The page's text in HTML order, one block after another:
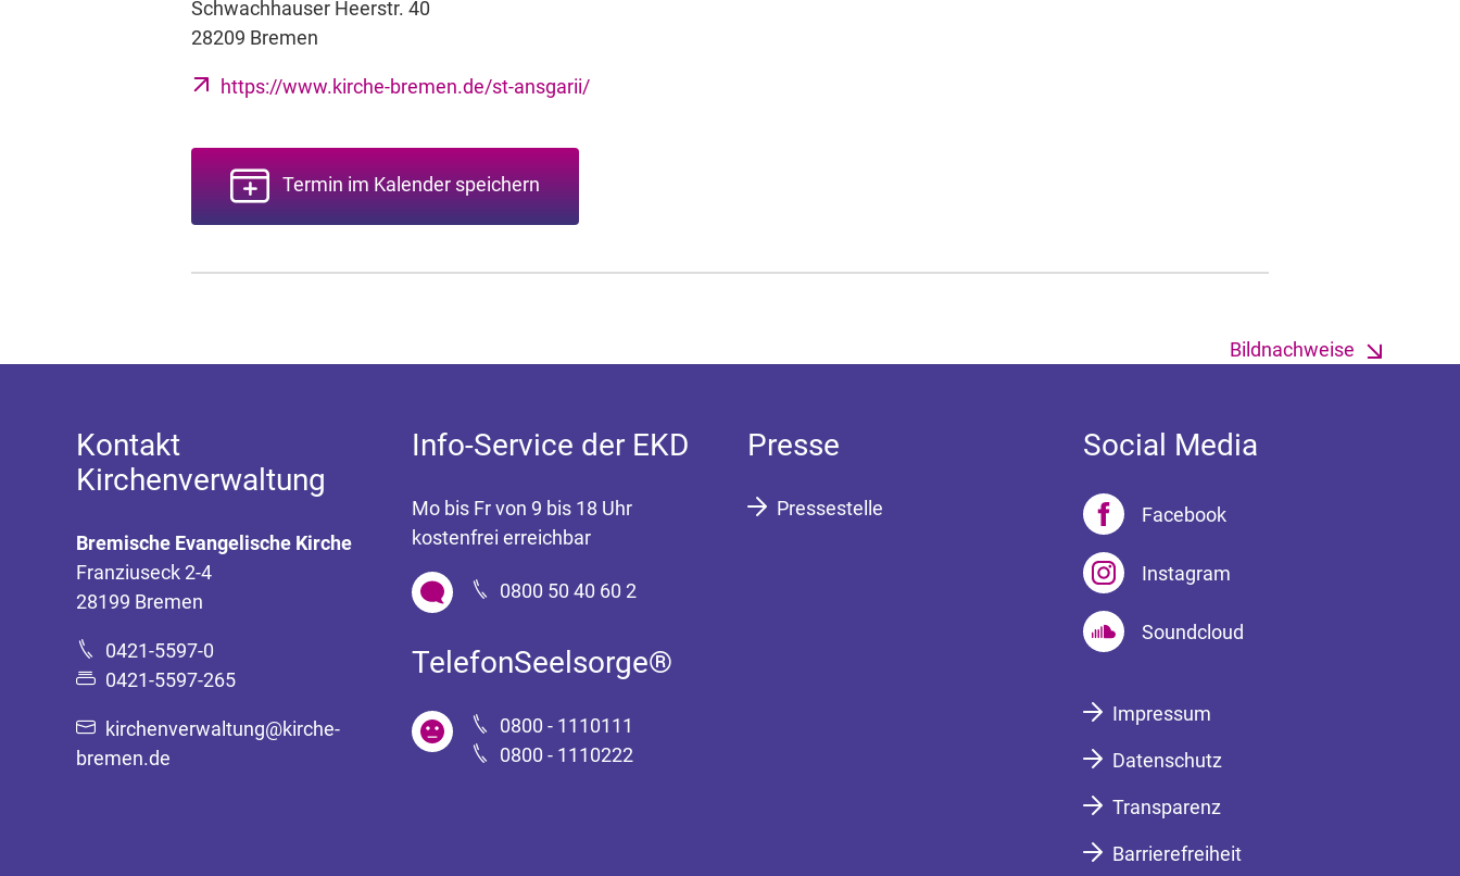
Schwachhauser Heerstr. 40
28209 Bremen
https://www.kirche-bremen.de/st-ansgarii/
Termin im Kalender speichern
Bildnachweise
Kontakt
Kirchenverwaltung
Bremische Evangelische Kirche
Franziuseck 2-4
28199 Bremen
0421-5597-0
0421-5597-265
kirchenverwaltung@kirche-
bremen.de
Info-Service der EKD
Mo bis Fr von 9 bis 18 Uhr
kostenfrei erreichbar
0800 50 40 60 2
TelefonSeelsorge®
0800 - 1110111
0800 - 1110222
Presse
Pressestelle
Social Media
Facebook
Instagram
Soundcloud
Impressum
Datenschutz
Transparenz
Barrierefreiheit